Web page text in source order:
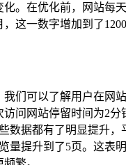
。在优化前，网站每
，这一数字增加到了
我们可以了解用户在网
问网站停留时间为2分
数据都有了明显提升，
量提升到了5页。这表